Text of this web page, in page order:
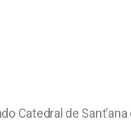
Catedral de